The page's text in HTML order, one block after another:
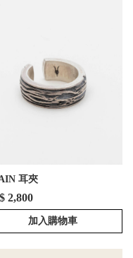
耳夾
2,800
加入購物車